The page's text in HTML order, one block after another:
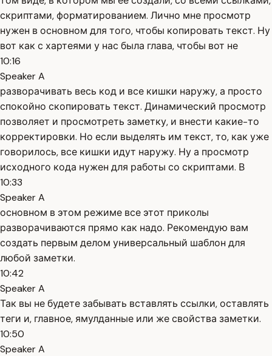
скриптами, форматированием. Лично мне просмотр
нужен в основном для того, чтобы копировать текст. Ну
вот как с хартеями у нас была глава, чтобы вот не
10:16
Speaker A
разворачивать весь код и все кишки наружу, а просто
спокойно скопировать текст. Динамический просмотр
позволяет и просмотреть заметку, и внести какие-то
корректировки. Но если выделять им текст, то, как уже
говорилось, все кишки идут наружу. Ну а просмотр
исходного кода нужен для работы со скриптами. В
10:33
Speaker A
основном в этом режиме все этот приколы
разворачиваются прямо как надо. Рекомендую вам
создать первым делом универсальный шаблон для
любой заметки.
10:42
Speaker A
Так вы не будете забывать вставлять ссылки, оставлять
теги и, главное, ямулданные или же свойства заметки.
10:50
Speaker A